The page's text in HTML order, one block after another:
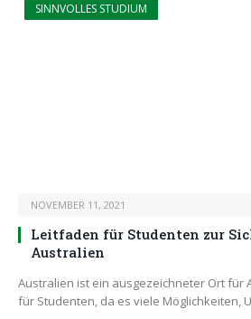
SINNVOLLES STUDIUM
NOVEMBER 11, 2021
Leitfaden für Studenten zur
Australien
Australien ist ein ausgezeichneter Ort für
für Studenten, da es viele Möglichkeiten,